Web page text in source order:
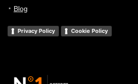
Blog
Privacy Policy Cookie Policy